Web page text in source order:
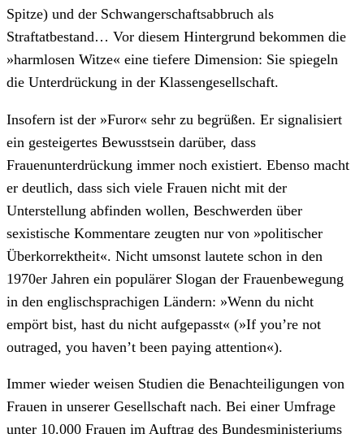
Spitze) und der Schwangerschaftsabbruch als
Straftatbestand… Vor diesem Hintergrund bekommen die
»harmlosen Witze« eine tiefere Dimension: Sie spiegeln
die Unterdrückung in der Klassengesellschaft.
Insofern ist der »Furor« sehr zu begrüßen. Er signalisiert
ein gesteigertes Bewusstsein darüber, dass
Frauenunterdrückung immer noch existiert. Ebenso macht
er deutlich, dass sich viele Frauen nicht mit der
Unterstellung abfinden wollen, Beschwerden über
sexistische Kommentare zeugten nur von »politischer
Überkorrektheit«. Nicht umsonst lautete schon in den
1970er Jahren ein populärer Slogan der Frauenbewegung
in den englischsprachigen Ländern: »Wenn du nicht
empört bist, hast du nicht aufgepasst« (»If you’re not
outraged, you haven’t been paying attention«).
Immer wieder weisen Studien die Benachteiligungen von
Frauen in unserer Gesellschaft nach. Bei einer Umfrage
unter 10.000 Frauen im Auftrag des Bundesministeriums